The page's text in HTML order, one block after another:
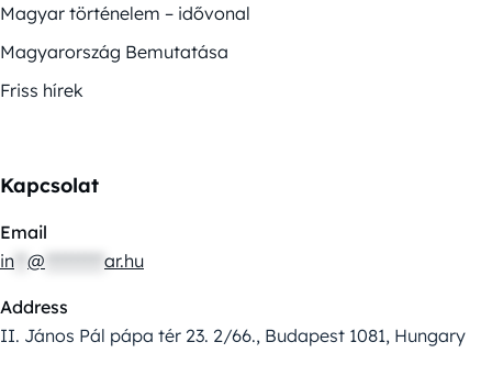
Magyar történelem – idővonal
Magyarország Bemutatása
Friss hírek
Kapcsolat
Email
in @ ar.hu
Address
II. János Pál pápa tér 23. 2/66., Budapest 1081, Hungary